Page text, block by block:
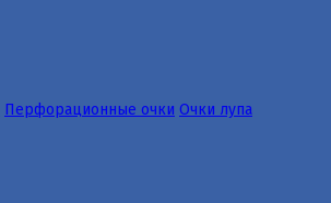
Перфорационные очки Очки лупа